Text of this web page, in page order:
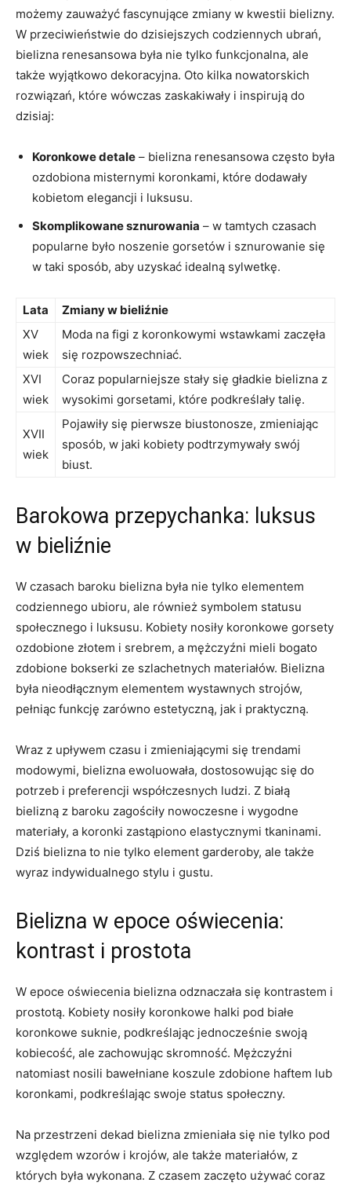
możemy zauważyć fascynujące ⁤zmiany w kwestii bielizny.‌
W przeciwieństwie do dzisiejszych⁢ codziennych ubrań,
bielizna renesansowa była nie ⁢tylko funkcjonalna, ale
‍także wyjątkowo ⁢dekoracyjna. ‍Oto ‍kilka nowatorskich
rozwiązań, które wówczas zaskakiwały i inspirują ‌do
dzisiaj:
Koronkowe ‍detale – bielizna renesansowa często była
ozdobiona ‌misternymi ⁢koronkami, które dodawały
kobietom‌ elegancji i ⁣luksusu.
Skomplikowane sznurowania – w tamtych czasach
popularne było noszenie gorsetów i ⁢sznurowanie się
w ​taki sposób, aby uzyskać‍ idealną sylwetkę.
Lata
Zmiany w ⁤bieliźnie
XV
‌wiek
Moda na figi z koronkowymi wstawkami zaczęła
się ⁢rozpowszechniać.
XVI
wiek
Coraz popularniejsze stały się⁢ gładkie bielizna z
wysokimi gorsetami, które podkreślały talię.
XVII
wiek
Pojawiły​ się pierwsze biustonosze, zmieniając
sposób, ⁢w ⁤jaki kobiety podtrzymywały swój
biust.
Barokowa przepychanka: luksus
w⁣ bieliźnie
W czasach baroku bielizna była nie ‌tylko elementem
codziennego ubioru, ale również symbolem ⁣statusu
społecznego i luksusu. Kobiety nosiły koronkowe ​gorsety
ozdobione złotem i srebrem, a mężczyźni mieli bogato
zdobione bokserki ze szlachetnych materiałów. Bielizna
była nieodłącznym elementem‍ wystawnych⁤ strojów,
pełniąc​ funkcję zarówno estetyczną, jak i praktyczną.
Wraz z upływem czasu‍ i zmieniającymi się trendami
modowymi, bielizna ewoluowała, dostosowując się do
potrzeb i preferencji współczesnych ludzi. Z białą
bielizną z baroku zagościły nowoczesne i wygodne
⁢materiały, a koronki zastąpiono elastycznymi tkaninami.
Dziś ⁢bielizna ⁤to nie tylko element garderoby, ale także
wyraz indywidualnego stylu i gustu.
Bielizna‌ w epoce oświecenia:
kontrast ⁢i‌ prostota
W epoce oświecenia bielizna ⁣odznaczała⁤ się⁢ kontrastem ⁤i
prostotą.⁢ Kobiety nosiły koronkowe‍ halki pod białe
koronkowe suknie, podkreślając jednocześnie swoją
kobiecość, ale zachowując skromność. Mężczyźni
natomiast⁣ nosili bawełniane‍ koszule zdobione⁤ haftem ⁤lub
koronkami, podkreślając swoje status społeczny.
Na przestrzeni dekad⁣ bielizna zmieniała się nie tylko pod
względem ⁢wzorów i krojów, ale ⁢także⁤ materiałów, z
których była wykonana. Z czasem zaczęto‍ używać coraz